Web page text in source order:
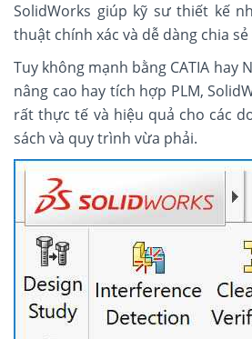
SolidWorks giúp kỹ sư thiết kế
thuật chính xác và dễ dàng chia
Tuy không mạnh bằng CATIA hay
nâng cao hay tích hợp PLM,
rất thực tế và hiệu quả cho các
sách và quy trình vừa phải.